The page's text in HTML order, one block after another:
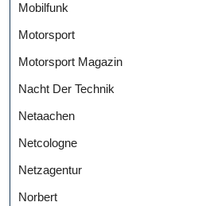
Mobilfunk
Motorsport
Motorsport Magazin
Nacht Der Technik
Netaachen
Netcologne
Netzagentur
Norbert